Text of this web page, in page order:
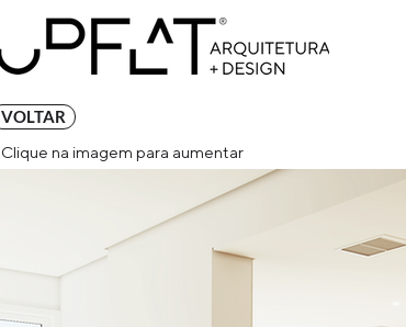
VOLTAR
Clique na imagem para aumentar